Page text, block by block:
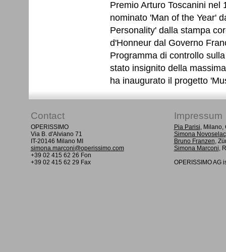
Premio Arturo Toscanini nel
nominato 'Man of the Year'
Personality' dalla stampa
d'Honneur dal Governo
Programma di controllo
stato insignito della
ha inaugurato il progetto
Contact Impressum
OPERISSIMO
Via B. d'Alviano 71
IT-20146 Milano MI
simona.marconi@operissimo.com
+39 02 415 62 26 Fon
+39 02 415 62 29 Fax
Pia Parisi, Milano,
Simona Novoselac
Bruno Franzen,
Simona Marconi,
OPERISSIMO AG